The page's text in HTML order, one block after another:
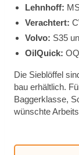
Lehn­hoff:
Ver­ach­tert:
Vol­vo: S35
Oil­Quick:
Die Sieb­löf­fel
bau er­hält­lich.
Bag­ger­klas­se,
wünsch­te